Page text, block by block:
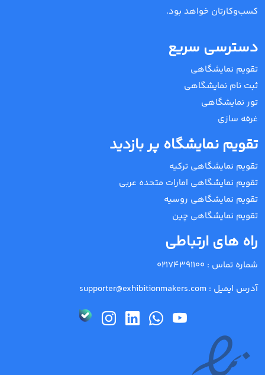
کسب‌وکارتان خواهد بود.
دسترسی سریع
تقویم نمایشگاهی
ثبت نام نمایشگاهی
تور نمایشگاهی
غرفه سازی
تقویم نمایشگاه پر بازدید
تقویم نمایشگاهی ترکیه
تقویم نمایشگاهی امارات متحده عربی
تقویم نمایشگاهی روسیه
تقویم نمایشگاهی چین
راه های ارتباطی
شماره تماس : 02174391100
آدرس ایمیل : supporter@exhibitionmakers.com